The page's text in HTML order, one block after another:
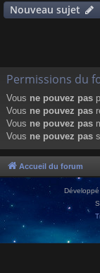
Nouveau sujet
Permissions du
Vous ne pouvez pas
Vous ne pouvez pas
Vous ne pouvez pas
Vous ne pouvez pas
Accueil du forum